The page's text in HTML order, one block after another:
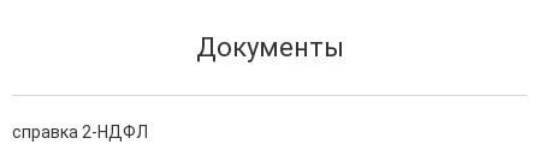
Документы
справка 2-НДФЛ